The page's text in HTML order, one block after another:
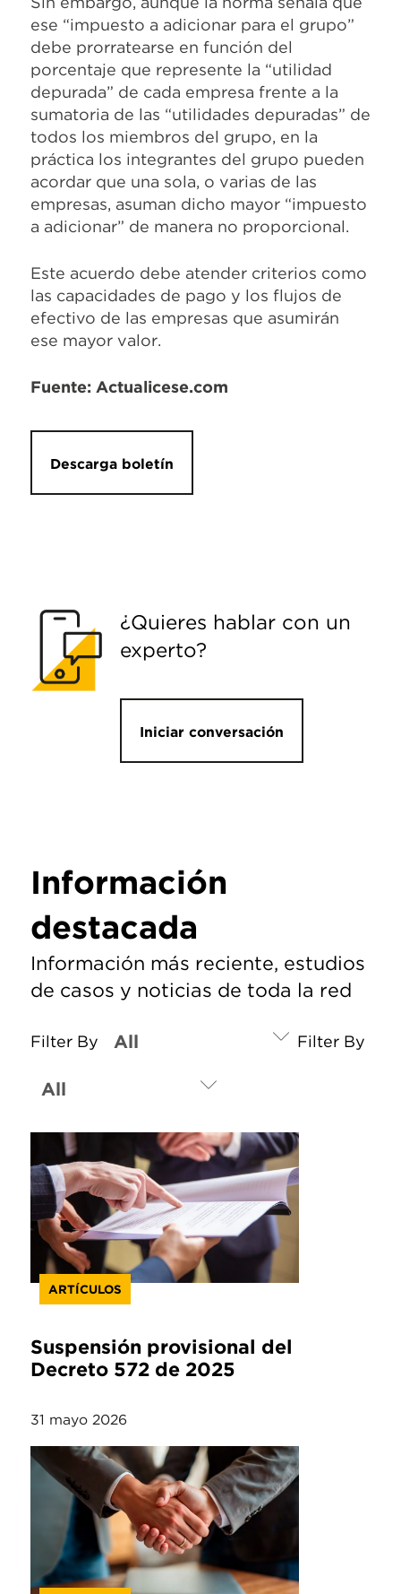
ese “impuesto a adicionar para el grupo”
debe prorratearse en función del
porcentaje que represente la “utilidad
depurada” de cada empresa frente a la
sumatoria de las “utilidades depuradas” de
todos los miembros del grupo, en la
práctica los integrantes del grupo pueden
acordar que una sola, o varias de las
empresas, asuman dicho mayor “impuesto
a adicionar” de manera no proporcional.
Este acuerdo debe atender criterios como
las capacidades de pago y los flujos de
efectivo de las empresas que asumirán
ese mayor valor.
Fuente: Actualicese.com
Descarga boletín
¿Quieres hablar con un
experto?
Iniciar conversación
Información
destacada
Información más reciente, estudios
de casos y noticias de toda la red
Filter By Filter By
ARTÍCULOS
Suspensión provisional del
Decreto 572 de 2025
31 mayo 2026